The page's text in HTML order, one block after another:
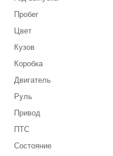
Пробег
Цвет
Кузов
Коробка
Двигатель
Руль
Привод
ПТС
Состояние